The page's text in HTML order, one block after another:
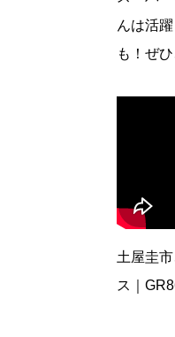
んは活
も！ぜ
土屋圭
ス｜